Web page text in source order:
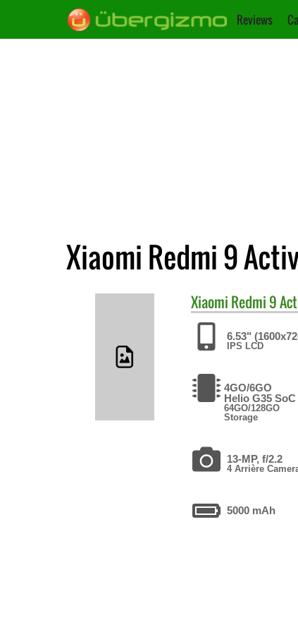
Reviews
Xiaomi Redmi 9
Xiaomi Redmi 9
6.53"
IPS LCD
4GO/6GO
Helio G35 SoC
64GO/128GO
Storage
13-MP, f/2.2
4 Arrière
5000 mAh